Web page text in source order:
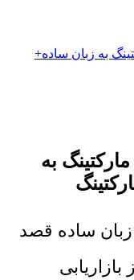
به زبان ساده+
به
زبان ساده قصد